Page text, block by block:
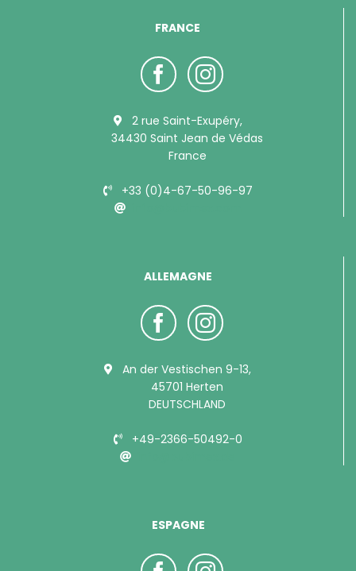
FRANCE
2 rue Saint-Exupéry,
34430 Saint Jean de Védas
France
+33 (0)4-67-50-96-97
ALLEMAGNE
An der Vestischen 9-13,
45701 Herten
DEUTSCHLAND
+49-2366-50492-0
ESPAGNE